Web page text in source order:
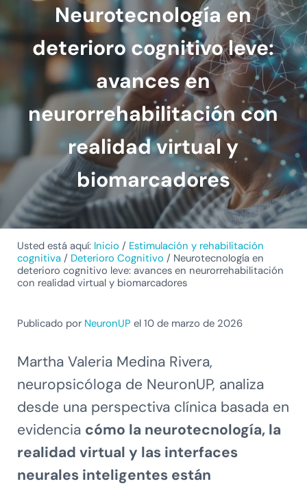
Neurotecnología en
deterioro cognitivo leve:
avances en
neurorrehabilitación con
realidad virtual y
biomarcadores
Usted está aquí: Inicio / Estimulación y rehabilitación
cognitiva / Deterioro Cognitivo / Neurotecnología en
deterioro cognitivo leve: avances en neurorrehabilitación
con realidad virtual y biomarcadores
Publicado por NeuronUP el 10 de marzo de 2026
Martha Valeria Medina Rivera,
neuropsicóloga de NeuronUP, analiza
desde una perspectiva clínica basada en
evidencia cómo la neurotecnología, la
realidad virtual y las interfaces
neurales inteligentes están